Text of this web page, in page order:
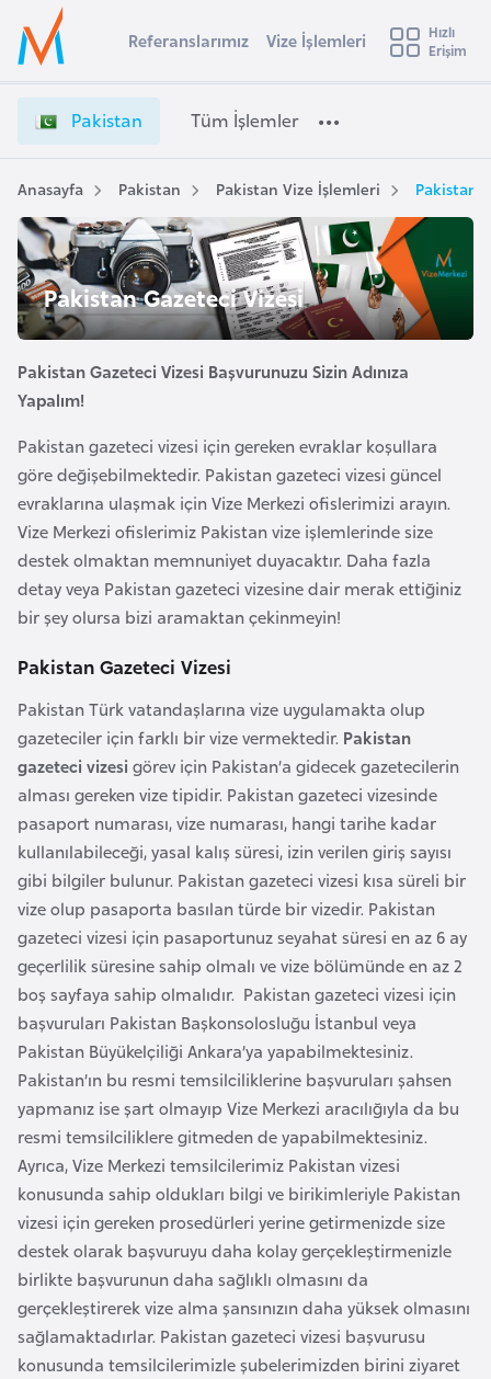
Ülke Seçimi
Başvuru yapmak istediğiniz ülkeyi seçin
Üye
Girişi
a
i
s
n
V
i
z
e
İ
e
m
l
e
r
i
e
i
Referanslarımız Vize İşlemleri
Hızlı
Erişim
Pakistan Tüm İşlemler
Anasayfa Pakistan Pakistan Vize İşlemleri Pakistan
Pakistan Gazeteci Vizesi
Pakistan Gazeteci Vizesi Başvurunuzu Sizin Adınıza
Yapalım!
Pakistan gazeteci vizesi için gereken evraklar koşullara
göre değişebilmektedir. Pakistan gazeteci vizesi güncel
evraklarına ulaşmak için Vize Merkezi ofislerimizi arayın.
Vize Merkezi ofislerimiz Pakistan vize işlemlerinde size
destek olmaktan memnuniyet duyacaktır. Daha fazla
detay veya Pakistan gazeteci vizesine dair merak ettiğiniz
bir şey olursa bizi aramaktan çekinmeyin!
Pakistan Gazeteci Vizesi
Pakistan Türk vatandaşlarına vize uygulamakta olup
gazeteciler için farklı bir vize vermektedir. Pakistan
gazeteci vizesi görev için Pakistan’a gidecek gazetecilerin
alması gereken vize tipidir. Pakistan gazeteci vizesinde
pasaport numarası, vize numarası, hangi tarihe kadar
kullanılabileceği, yasal kalış süresi, izin verilen giriş sayısı
gibi bilgiler bulunur. Pakistan gazeteci vizesi kısa süreli bir
vize olup pasaporta basılan türde bir vizedir. Pakistan
gazeteci vizesi için pasaportunuz seyahat süresi en az 6 ay
geçerlilik süresine sahip olmalı ve vize bölümünde en az 2
boş sayfaya sahip olmalıdır. Pakistan gazeteci vizesi için
başvuruları Pakistan Başkonsolosluğu İstanbul veya
Pakistan Büyükelçiliği Ankara’ya yapabilmektesiniz.
Pakistan’ın bu resmi temsilciliklerine başvuruları şahsen
yapmanız ise şart olmayıp Vize Merkezi aracılığıyla da bu
resmi temsilciliklere gitmeden de yapabilmektesiniz.
Ayrıca, Vize Merkezi temsilcilerimiz Pakistan vizesi
konusunda sahip oldukları bilgi ve birikimleriyle Pakistan
vizesi için gereken prosedürleri yerine getirmenizde size
destek olarak başvuruyu daha kolay gerçekleştirmenizle
birlikte başvurunun daha sağlıklı olmasını da
gerçekleştirerek vize alma şansınızın daha yüksek olmasını
sağlamaktadırlar. Pakistan gazeteci vizesi başvurusu
konusunda temsilcilerimizle şubelerimizden birini ziyaret
s
t
r
a
A
v
u
t
u
r
y
a
A
z
e
b
a
y
c
a
n
B
a
h
r
e
y
n
B
a
n
g
l
a
d
e
ş